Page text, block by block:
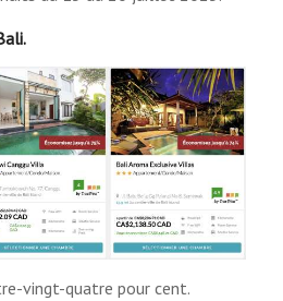
vingt-quatre pour cent.